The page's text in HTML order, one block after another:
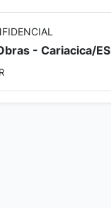
- Cariacica/ES